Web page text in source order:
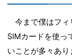
今まで僕はフィ
SIMカードを使っ
いことが多々あ